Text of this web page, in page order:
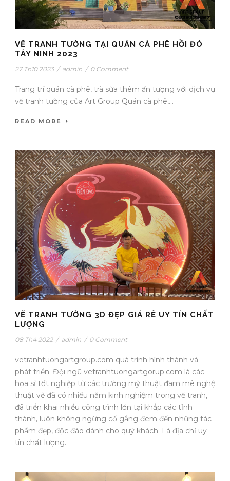
VẼ TRANH TƯỜNG TẠI QUÁN CÀ PHÊ HỒI ĐÓ
TÂY NINH 2023
27 Th10 2023 / admin / 0 Comment
Trang trí quán cà phê, trà sữa thêm ấn tượng với dịch vụ
vẽ tranh tường của Art Group Quán cà phê,...
READ MORE
VẼ TRANH TƯỜNG 3D ĐẸP GIÁ RẺ UY TÍN CHẤT
LƯỢNG
08 Th4 2022 / admin / 0 Comment
vetranhtuongartgroup.com quá trình hình thành và
phát triển. Đội ngũ vetranhtuongartgorup.com là các
họa sĩ tốt nghiệp từ các trường mỹ thuật đam mê nghệ
thuật vẽ đã có nhiều năm kinh nghiệm trong vẽ tranh,
đã triển khai nhiều công trình lớn tại khắp các tỉnh
thành, luôn không ngừng cố gắng đem đến những tác
phẩm đẹp, độc đáo dành cho quý khách. Là địa chỉ uy
tín chất lượng.